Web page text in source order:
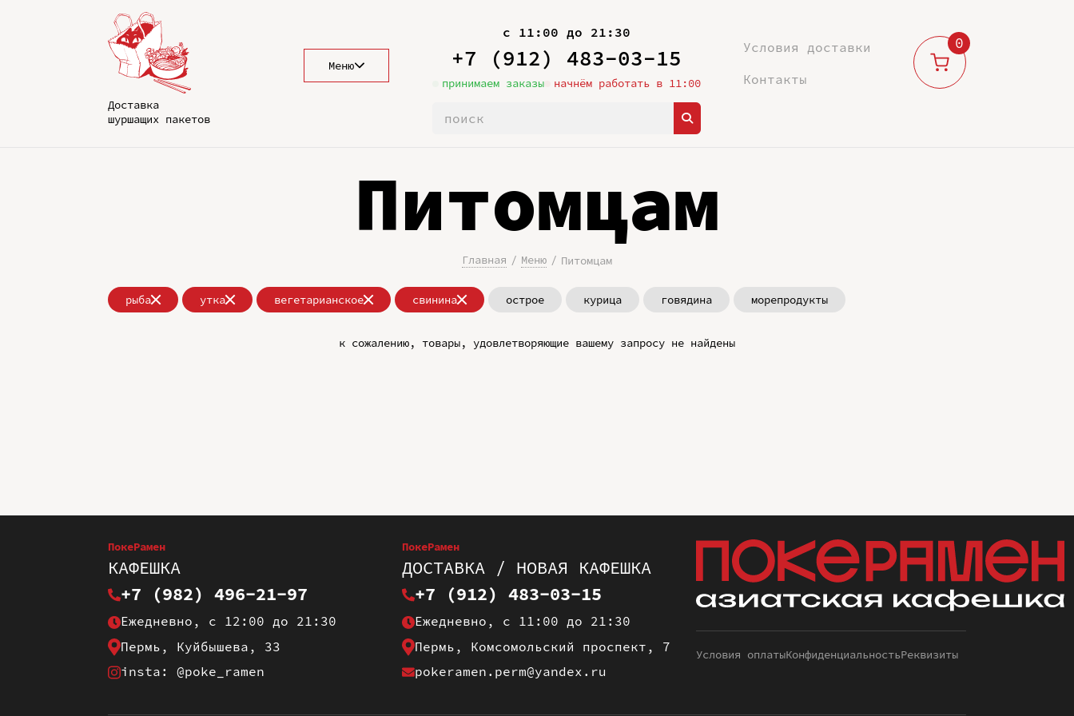
Доставка
шуршащих пакетов
Меню
с 11:00 до 21:30
+7 (912) 483-03-15
принимаем заказы начнём работать в 11:00
Условия доставки
Контакты
0
Питомцам
Главная Меню Питомцам
рыба утка вегетарианское свинина острое курица говядина морепродукты
к сожалению, товары, удовлетворяющие вашему запросу не найдены
ПокеРамен
КАФЕШКА
+7 (982) 496-21-97
Ежедневно, с 12:00 до 21:30
Пермь, Куйбышева, 33
insta: @poke_ramen
ПокеРамен
ДОСТАВКА / НОВАЯ КАФЕШКА
+7 (912) 483-03-15
Ежедневно, с 11:00 до 21:30
Пермь, Комсомольский проспект, 7
pokeramen.perm@yandex.ru
Условия оплатыКонфиденциальностьРеквизиты